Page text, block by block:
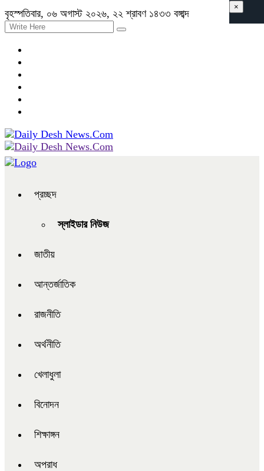
বৃহস্পতিবার, ০৬ অগাস্ট ২০২৬, ২২ শ্রাবণ ১৪৩৩ বঙ্গাব্দ
প্রচ্ছদ
স্লাইডার নিউজ
জাতীয়
আন্তর্জাতিক
রাজনীতি
অর্থনীতি
খেলাধুলা
বিনোদন
শিক্ষাঙ্গন
অপরাধ
×